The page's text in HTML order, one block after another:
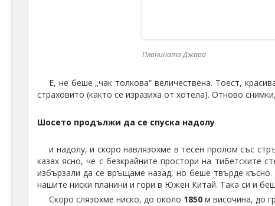
Планината Джара
Е, не беше „чак толкова“ величествена. Тоест,
страховито (както се изразиха от хотела). Отново
Шосето продължи да се спуска надолу
и надолу, и скоро навлязохме в тесен пролом със
казах ясно, че с безкрайните простори на тибетските
избързали да се връщаме назад, но беше твърде
нашите ниски планини и гори в Южен Китай. Така си и
Скоро слязохме ниско, до около 1850 м височина, до